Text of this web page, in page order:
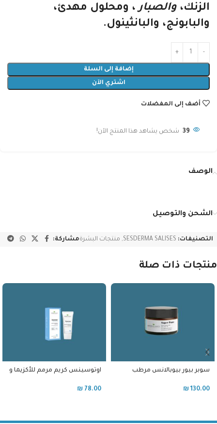
الزنك، والصبار، ومحلول مهدئ،
والبابونج، والبانثينول.
إضافة إلى السلة
اشتري الآن
أضف إلى المفضلات
39 شخص يشاهد هذا المنتج الآن!
الوصف
الشحن والتوصيل
التصنيفات: SESDERMA SALISES
, منتجات البشرةمشاركة:
منتجات ذات صلة
سوبر بيور بيوبالانس مرطب
نيوسيناميد
₪ 130.00
اوتوسينس كريم مرمم للأكزيما و
₪ 78.00